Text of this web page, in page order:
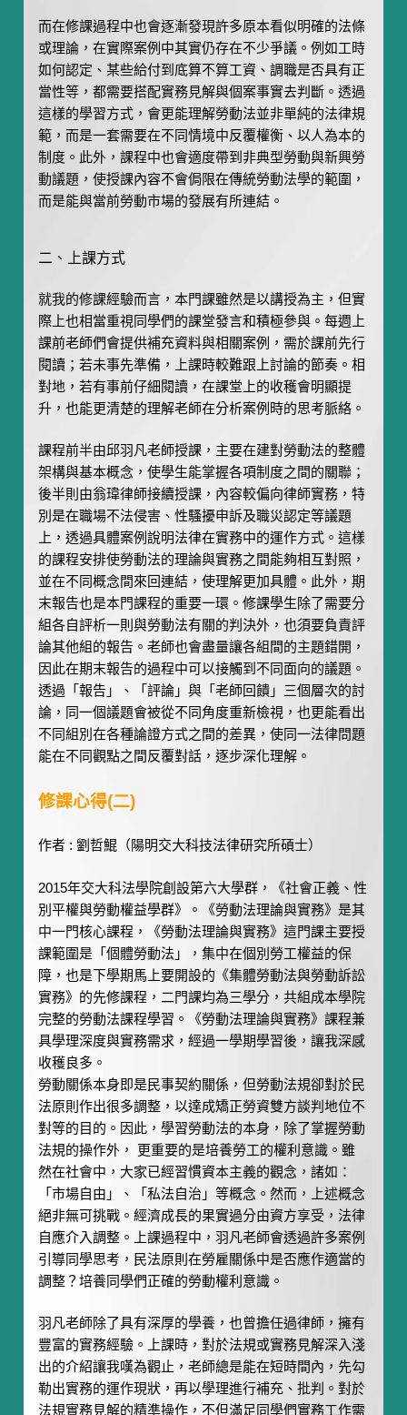
而在修課過程中也會逐漸發現許多原本看似明確的法條
或理論，在實際案例中其實仍存在不少爭議。例如工時
如何認定、某些給付到底算不算工資、調職是否具有正
當性等，都需要搭配實務見解與個案事實去判斷。透過
這樣的學習方式，會更能理解勞動法並非單純的法律規
範，而是一套需要在不同情境中反覆權衡、以人為本的
制度。此外，課程中也會適度帶到非典型勞動與新興勞
動議題，使授課內容不會侷限在傳統勞動法學的範圍，
而是能與當前勞動市場的發展有所連結。
二、上課方式
就我的修課經驗而言，本門課雖然是以講授為主，但實
際上也相當重視同學們的課堂發言和積極參與。每週上
課前老師們會提供補充資料與相關案例，需於課前先行
閱讀；若未事先準備，上課時較難跟上討論的節奏。相
對地，若有事前仔細閱讀，在課堂上的收穫會明顯提
升，也能更清楚的理解老師在分析案例時的思考脈絡。
課程前半由邱羽凡老師授課，主要在建對勞動法的整體
架構與基本概念，使學生能掌握各項制度之間的關聯；
後半則由翁瑋律師接續授課，內容較偏向律師實務，特
別是在職場不法侵害、性騷擾申訴及職災認定等議題
上，透過具體案例說明法律在實務中的運作方式。這樣
的課程安排使勞動法的理論與實務之間能夠相互對照，
並在不同概念間來回連結，使理解更加具體。此外，期
末報告也是本門課程的重要一環。修課學生除了需要分
組各自評析一則與勞動法有關的判決外，也須要負責評
論其他組的報告。老師也會盡量讓各組間的主題錯開，
因此在期末報告的過程中可以接觸到不同面向的議題。
透過「報告」、「評論」與「老師回饋」三個層次的討
論，同一個議題會被從不同角度重新檢視，也更能看出
不同組別在各種論證方式之間的差異，使同一法律問題
能在不同觀點之間反覆對話，逐步深化理解。
修課心得(二)
作者 : 劉哲鯤（陽明交大科技法律研究所碩士）
2015年交大科法學院創設第六大學群，《社會正義、性
別平權與勞動權益學群》。《勞動法理論與實務》是其
中一門核心課程，《勞動法理論與實務》這門課主要授
課範圍是「個體勞動法」，集中在個別勞工權益的保
障，也是下學期馬上要開設的《集體勞動法與勞動訴訟
實務》的先修課程，二門課均為三學分，共組成本學院
完整的勞動法課程學習。《勞動法理論與實務》課程兼
具學理深度與實務需求，經過一學期學習後，讓我深感
收穫良多。
勞動關係本身即是民事契約關係，但勞動法規卻對於民
法原則作出很多調整，以達成矯正勞資雙方談判地位不
對等的目的。因此，學習勞動法的本身，除了掌握勞動
法規的操作外， 更重要的是培養勞工的權利意識。雖
然在社會中，大家已經習慣資本主義的觀念，諸如：
「市場自由」、「私法自治」等概念。然而，上述概念
絕非無可挑戰。經濟成長的果實過分由資方享受，法律
自應介入調整。上課過程中，羽凡老師會透過許多案例
引導同學思考，民法原則在勞雇關係中是否應作適當的
調整？培養同學們正確的勞動權利意識。
羽凡老師除了具有深厚的學養，也曾擔任過律師，擁有
豐富的實務經驗。上課時，對於法規或實務見解深入淺
出的介紹讓我嘆為觀止，老師總是能在短時間內，先勾
勒出實務的運作現狀，再以學理進行補充、批判。對於
法規實務見解的精準操作，不但滿足同學們實務工作需